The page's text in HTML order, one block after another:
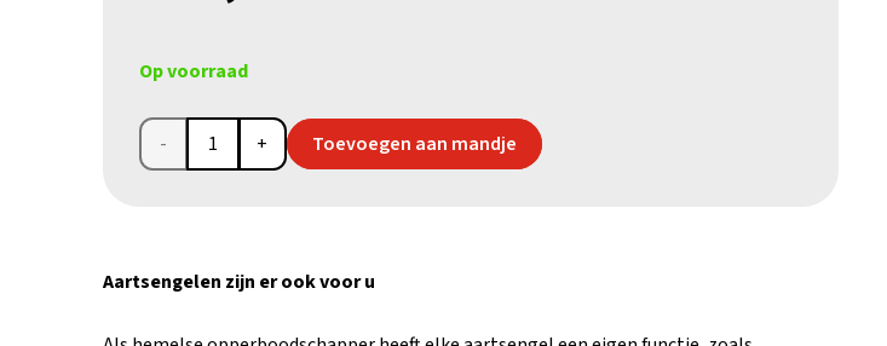
Op voorraad
Kaars
icoon
Toevoegen aan mandje
Aartsengelen zijn er ook voor u